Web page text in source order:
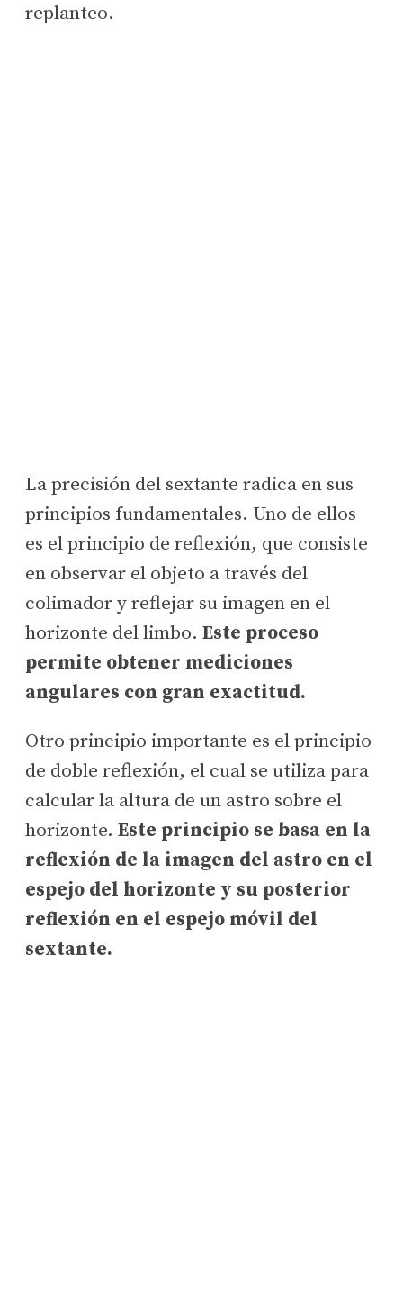
replanteo.
La precisión del sextante radica en sus
principios fundamentales. Uno de ellos
es el principio de reflexión, que consiste
en observar el objeto a través del
colimador y reflejar su imagen en el
horizonte del limbo. Este proceso
permite obtener mediciones
angulares con gran exactitud.
Otro principio importante es el principio
de doble reflexión, el cual se utiliza para
calcular la altura de un astro sobre el
horizonte. Este principio se basa en la
reflexión de la imagen del astro en el
espejo del horizonte y su posterior
reflexión en el espejo móvil del
sextante.